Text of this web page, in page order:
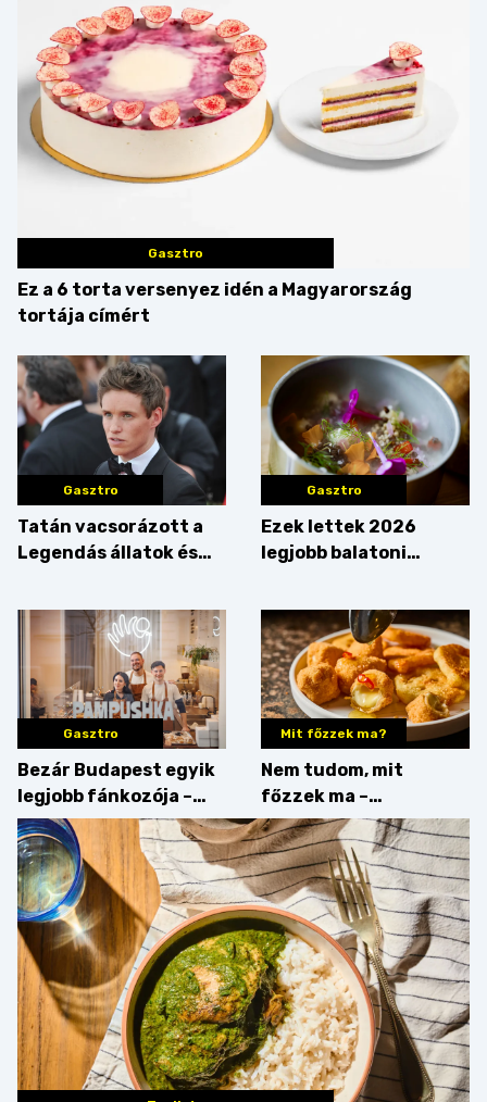
Gasztro
Ez a 6 torta versenyez idén a Magyarország
tortája címért
Gasztro
Tatán vacsorázott a
Legendás állatok és
Gasztro
Ezek lettek 2026
legjobb balatoni
végigkóstoltuk a
győzteseket
Gasztro
Bezár Budapest egyik
legjobb fánkozója –
búcsúzik a Pampushka
Mit főzzek ma?
Nem tudom, mit
főzzek ma –
Főszerepben a
camembert